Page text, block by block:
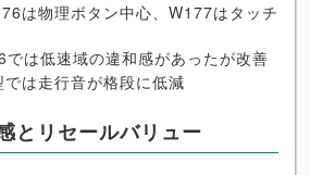
は物理ボタン中心、W177はタッチ
は低速域の違和感があったが改善
は走行音が格段に低減
とリセールバリュー